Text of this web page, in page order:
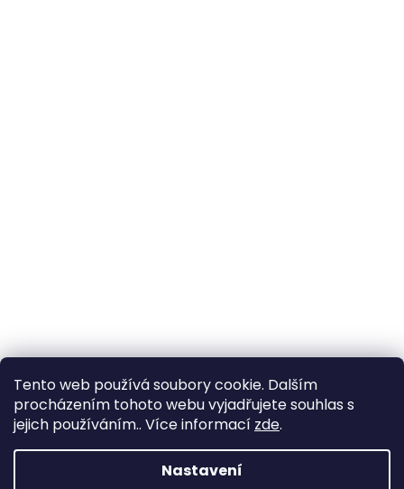
Tento web používá soubory cookie. Dalším
procházením tohoto webu vyjadřujete souhlas s
jejich používáním.. Více informací zde.
Nastavení